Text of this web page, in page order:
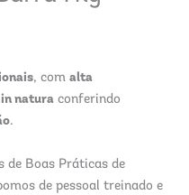
, com alta
natura conferindo
.
de Boas Práticas de
de pessoal treinado e